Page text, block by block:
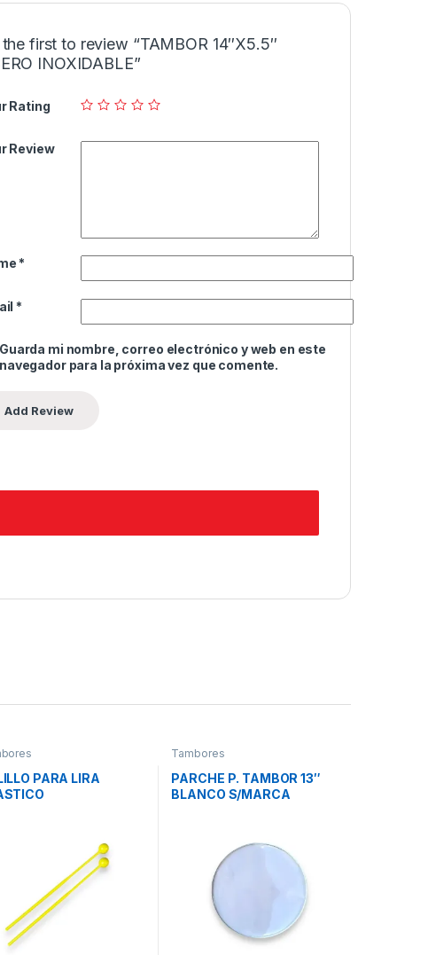
the first to review “TAMBOR 14″X5.5″
INOXIDABLE”
Rating
Review
*
*
Guarda mi nombre, correo electrónico y web en este
navegador para la próxima vez que comente.
PARA LIRA
Tambores
PARCHE P. TAMBOR 13″
BLANCO S/MARCA